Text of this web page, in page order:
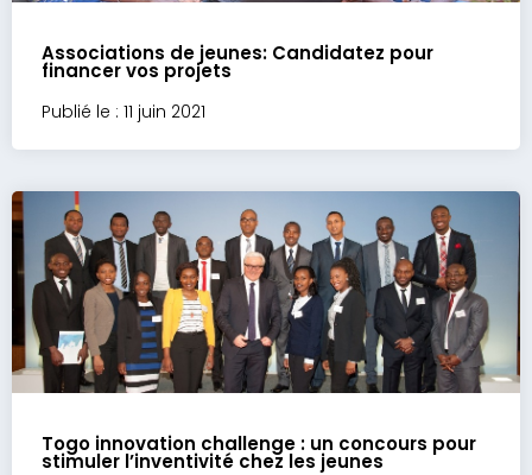
Associations de jeunes: Candidatez pour
financer vos projets
Publié le : 11 juin 2021
Togo innovation challenge : un concours pour
stimuler l’inventivité chez les jeunes